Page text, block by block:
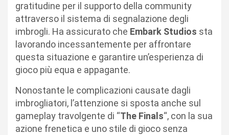
gratitudine per il supporto della community
attraverso il sistema di segnalazione degli
imbrogli. Ha assicurato che Embark Studios sta
lavorando incessantemente per affrontare
questa situazione e garantire un’esperienza di
gioco più equa e appagante.
Nonostante le complicazioni causate dagli
imbrogliatori, l’attenzione si sposta anche sul
gameplay travolgente di “The Finals“, con la sua
azione frenetica e uno stile di gioco senza